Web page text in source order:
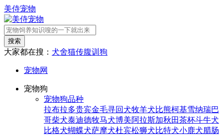
美侍宠物
搜索
大家都在搜： 犬舍猫传腹训狗
宠物网
宠物狗
宠物狗品种
拉布拉多贵宾金毛寻回犬牧羊犬比熊柯基雪纳瑞巴
哥柴犬泰迪德牧马犬博美阿拉斯加秋田茶杯斗牛犬
比格犬蝴蝶犬萨摩犬杜宾松狮犬比特犬小鹿犬腊肠